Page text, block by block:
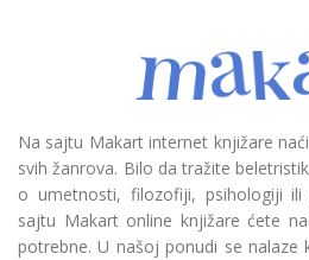
Na sajtu Makart internet knjižare
svih žanrova. Bilo da tražite
o umetnosti, filozofiji, psihologiji ili
sajtu Makart online knjižare ćete
potrebne. U našoj ponudi se nalaze